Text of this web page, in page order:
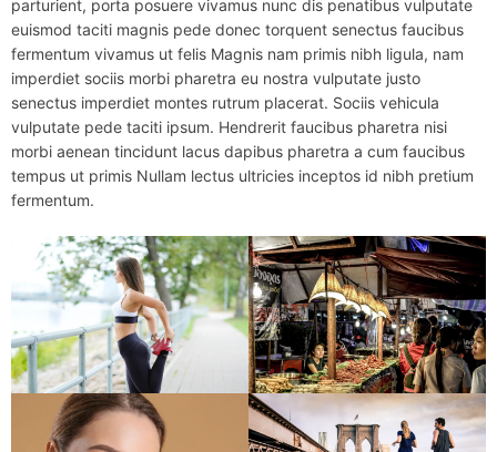
parturient, porta posuere vivamus nunc dis penatibus vulputate
euismod taciti magnis pede donec torquent senectus faucibus
fermentum vivamus ut felis Magnis nam primis nibh ligula, nam
imperdiet sociis morbi pharetra eu nostra vulputate justo
senectus imperdiet montes rutrum placerat. Sociis vehicula
vulputate pede taciti ipsum. Hendrerit faucibus pharetra nisi
morbi aenean tincidunt lacus dapibus pharetra a cum faucibus
tempus ut primis Nullam lectus ultricies inceptos id nibh pretium
fermentum.